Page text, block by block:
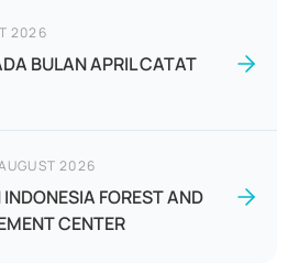
2026
BULAN APRIL CATAT
2026
FOREST AND
CENTER